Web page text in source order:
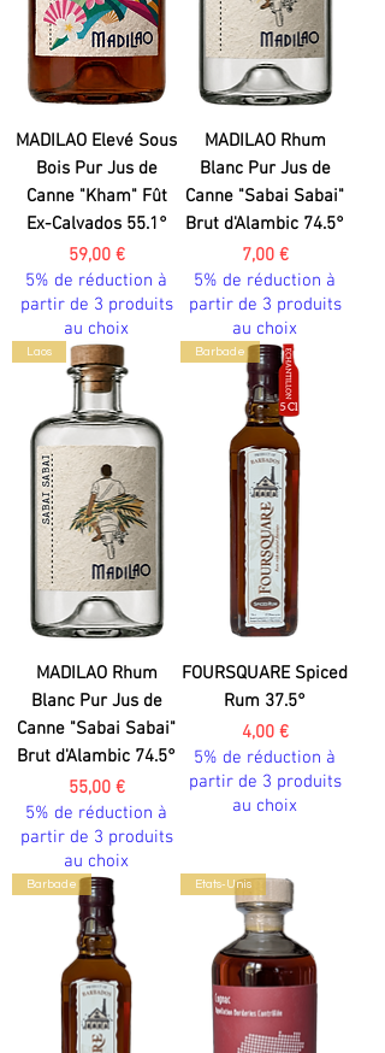
MADILAO Elevé Sous
Bois Pur Jus de
Canne "Kham" Fût
Ex-Calvados 55.1°
Prix
59,00 €
5% de réduction à
partir de 3 produits
au choix
MADILAO Rhum
Blanc Pur Jus de
Canne "Sabai Sabai"
Brut d'Alambic 74.5°
Prix
7,00 €
5% de réduction à
partir de 3 produits
au choix
Laos
MADILAO Rhum
Blanc Pur Jus de
Canne "Sabai Sabai"
Brut d'Alambic 74.5°
Prix
55,00 €
5% de réduction à
partir de 3 produits
au choix
Barbade
FOURSQUARE Spiced
Rum 37.5°
Prix
4,00 €
5% de réduction à
partir de 3 produits
au choix
Barbade Etats-Unis